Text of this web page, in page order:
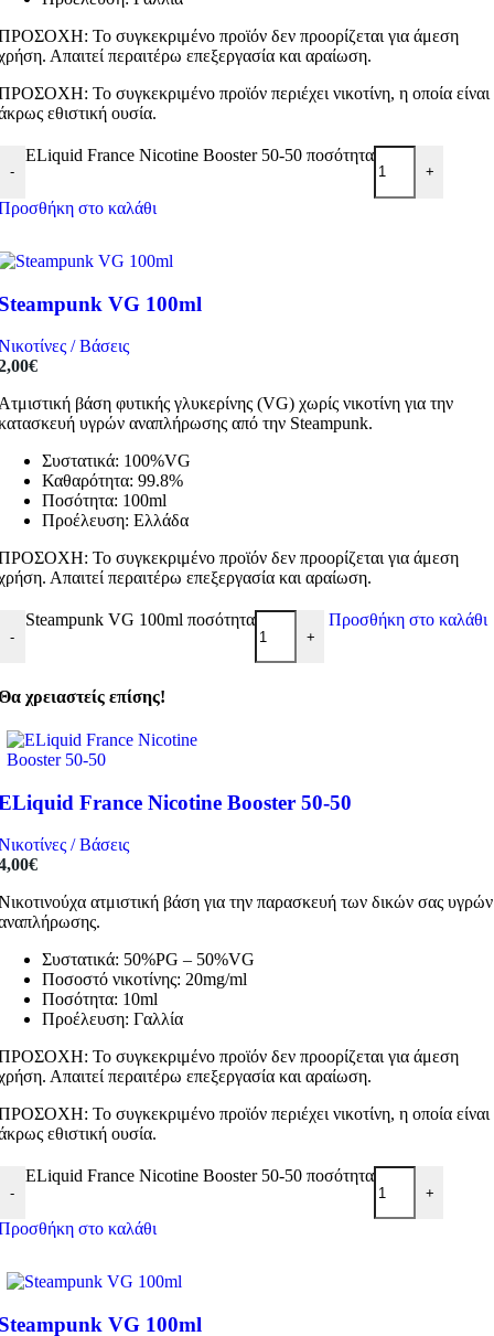
Το συγκεκριμένο προϊόν δεν προορίζεται για άμεση
Απαιτεί περαιτέρω επεξεργασία και αραίωση.
Το συγκεκριμένο προϊόν περιέχει νικοτίνη, η οποία είναι
εθιστική ουσία.
-
ELiquid France Nicotine Booster 50-50 ποσότητα
+
στο καλάθι
VG 100ml
/ Βάσεις
€
βάση φυτικής γλυκερίνης (VG) χωρίς νικοτίνη για την
υγρών αναπλήρωσης από την Steampunk.
Συστατικά: 100%VG
Καθαρότητα: 99.8%
Ποσότητα: 100ml
Προέλευση: Ελλάδα
Το συγκεκριμένο προϊόν δεν προορίζεται για άμεση
Απαιτεί περαιτέρω επεξεργασία και αραίωση.
-
Steampunk VG 100ml ποσότητα
+
Προσθήκη στο καλάθι
χρειαστείς επίσης!
France Nicotine Booster 50-50
/ Βάσεις
€
ατμιστική βάση για την παρασκευή των δικών σας υγρών
Συστατικά: 50%PG – 50%VG
Ποσοστό νικοτίνης: 20mg/ml
Ποσότητα: 10ml
Προέλευση: Γαλλία
Το συγκεκριμένο προϊόν δεν προορίζεται για άμεση
Απαιτεί περαιτέρω επεξεργασία και αραίωση.
Το συγκεκριμένο προϊόν περιέχει νικοτίνη, η οποία είναι
εθιστική ουσία.
-
ELiquid France Nicotine Booster 50-50 ποσότητα
+
στο καλάθι
VG 100ml